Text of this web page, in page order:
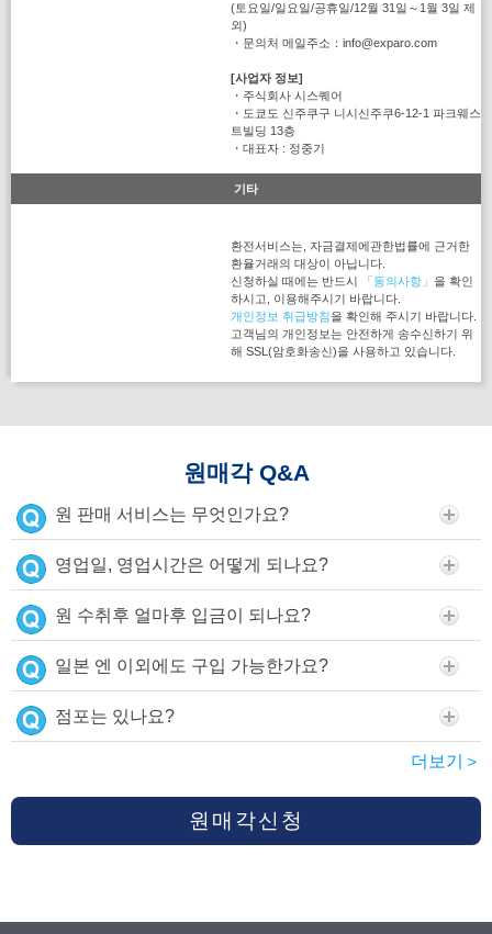
(토요일/일요일/공휴일/12월 31일～1월 3일 제
외)
・문의처 메일주소：info@exparo.com
[사업자 정보]
・주식회사 시스퀘어
・도쿄도 신주쿠구 니시신주쿠6-12-1 파크웨스
트빌딩 13층
・대표자 : 정중기
기타
환전서비스는, 자금결제에관한법률에 근거한
환율거래의 대상이 아닙니다.
신청하실 때에는 반드시
「동의사항」 을 확인
하시고, 이용해주시기 바랍니다.
개인정보 취급방침을 확인해 주시기 바랍니다.
고객님의 개인정보는 안전하게 송수신하기 위
해 SSL(암호화송신)을 사용하고 있습니다.
원매각 Q&A
원 판매 서비스는 무엇인가요?
영업일, 영업시간은 어떻게 되나요?
원 수취후 얼마후 입금이 되나요?
일본 엔 이외에도 구입 가능한가요?
점포는 있나요?
더보기＞
원매각신청